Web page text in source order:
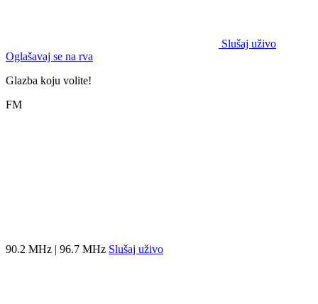
Slušaj uživo
Oglašavaj se na rva
Glazba koju volite!
FM
90.2 MHz | 96.7 MHz Slušaj uživo